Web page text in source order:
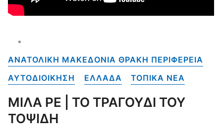
ΑΝΑΤΟΛΙΚΗ ΜΑΚΕΔΟΝΙΑ ΘΡΑΚΗ ΠΕΡΙΦΕΡΕΙΑ
ΑΥΤΟΔΙΟΙΚΗΣΗ
ΕΛΛΑΔΑ ΤΟΠΙΚΑ NEA
ΜΙΛΑ ΡΕ | ΤΟ ΤΡΑΓΟΥΔΙ ΤΟΥ
ΤΟΨΙΔΗ